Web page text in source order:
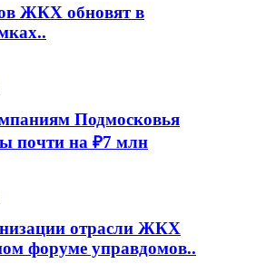
ЖКХ обновят в
Подмосковья
почти на ₽7 млн
отрасли ЖКХ
форуме управдомов..